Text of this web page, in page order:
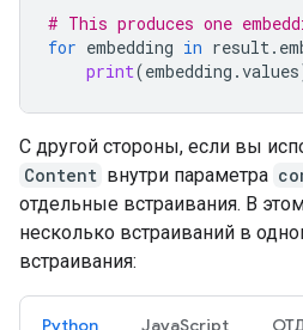
# This produces one
for embedding in result.
print(embedding .values
С другой стороны, если вы
Content внутри параметра
отдельные встраивания. В
несколько встраиваний в
встраивания:
Python JavaScript